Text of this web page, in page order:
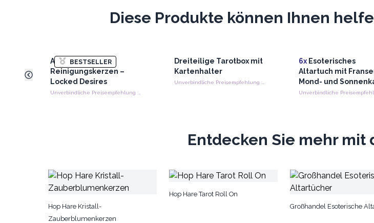
Diese Produkte können Ihnen
BESTSELLER
Antike Hexen-
Reinigungskerzen –
Locked Desires
Dreiteilige Tarotbox mit
Kartenhalter
6xEsoterisches
Altartuch mit
Mond- und
Entdecken Sie mehr mit
Hop Hare Kristall-
Zauberblumenkerzen
Hop Hare Tarot Roll On
Großhandel Esoterische